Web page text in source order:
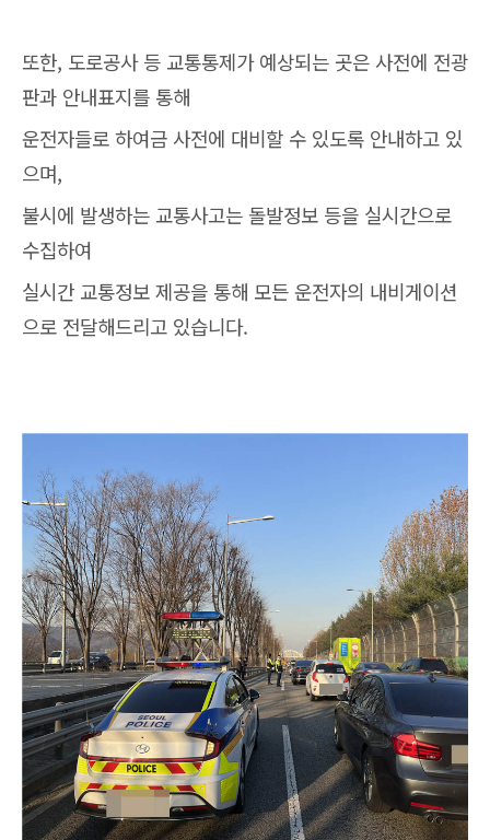
또한, 도로공사 등 교통통제가 예상되는 곳은 사전에 전광
판과 안내표지를 통해
운전자들로 하여금 사전에 대비할 수 있도록 안내하고 있
으며,
불시에 발생하는 교통사고는 돌발정보 등을 실시간으로
수집하여
실시간 교통정보 제공을 통해 모든 운전자의 내비게이션
으로 전달해드리고 있습니다.